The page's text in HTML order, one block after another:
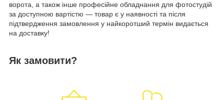
ворота, а також інше професійне обладнання для фотостудій
за доступною вартістю — товар є у наявності та після
підтвердження замовлення у найкоротший термін видається
на доставку!
Як замовити?